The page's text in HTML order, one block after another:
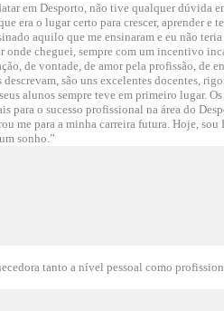
em Desporto, não tive qualquer
era o lugar certo para crescer, aprender
aquilo que me ensinaram e eu não
cheguei, sempre com um incentivo
de vontade, de amor pela profissão, de
são uns excelentes docentes,
alunos sempre teve em primeiro lugar.
para o sucesso profissional na área do
me para a minha carreira futura. Hoje,
sonho.”
tanto a nível pessoal como